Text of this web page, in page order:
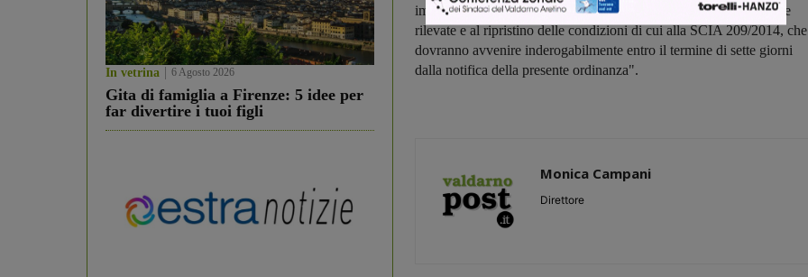
In vetrina 6 Agosto 2026
Gita di famiglia a Firenze: 5 idee per
far divertire i tuoi figli
immediato dell’attività di albergo fino al risanamento delle carenze
rilevate e al ripristino delle condizioni di cui alla SCIA 209/2014, che
dovranno avvenire inderogabilmente entro il termine di sette giorni
dalla notifica della presente ordinanza".
Monica Campani
Direttore